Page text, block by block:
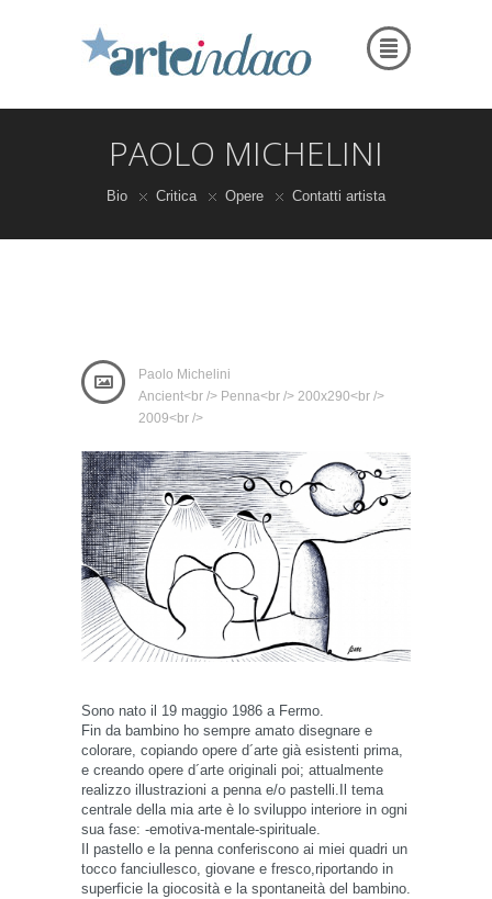
PAOLO MICHELINI
Bio Critica Opere Contatti artista
Paolo Michelini
Ancient<br /> Penna<br /> 200x290<br />
2009<br />
Sono nato il 19 maggio 1986 a Fermo.
Fin da bambino ho sempre amato disegnare e
colorare, copiando opere d´arte già esistenti prima,
e creando opere d´arte originali poi; attualmente
realizzo illustrazioni a penna e/o pastelli.Il tema
centrale della mia arte è lo sviluppo interiore in ogni
sua fase: -emotiva-mentale-spirituale.
Il pastello e la penna conferiscono ai miei quadri un
tocco fanciullesco, giovane e fresco,riportando in
superficie la giocosità e la spontaneità del bambino.